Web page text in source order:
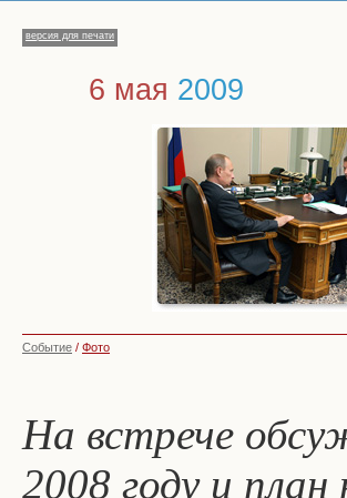
версия для печати
6 мая 2009
Событие / Фото
На встрече
2008 году и